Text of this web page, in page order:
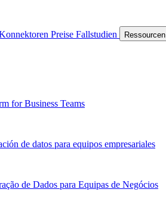
Preise Fallstudien
Ressourcen
for Business Teams
de datos para equipos empresariales
de Dados para Equipas de Negócios